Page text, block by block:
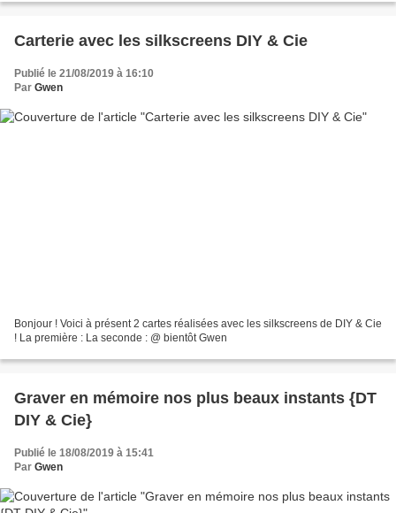
Carterie avec les silkscreens DIY & Cie
Publié le 21/08/2019 à 16:10
Par Gwen
Bonjour ! Voici à présent 2 cartes réalisées avec les silkscreens de DIY & Cie
! La première : La seconde : @ bientôt Gwen
Graver en mémoire nos plus beaux instants {DT
DIY & Cie}
Publié le 18/08/2019 à 15:41
Par Gwen